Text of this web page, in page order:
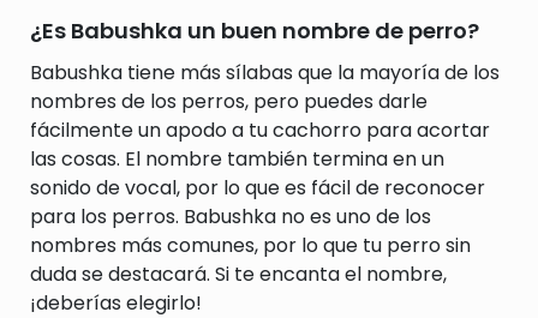
¿Es Babushka un buen nombre de perro?
Babushka tiene más sílabas que la mayoría de los
nombres de los perros, pero puedes darle
fácilmente un apodo a tu cachorro para acortar
las cosas. El nombre también termina en un
sonido de vocal, por lo que es fácil de reconocer
para los perros. Babushka no es uno de los
nombres más comunes, por lo que tu perro sin
duda se destacará. Si te encanta el nombre,
¡deberías elegirlo!